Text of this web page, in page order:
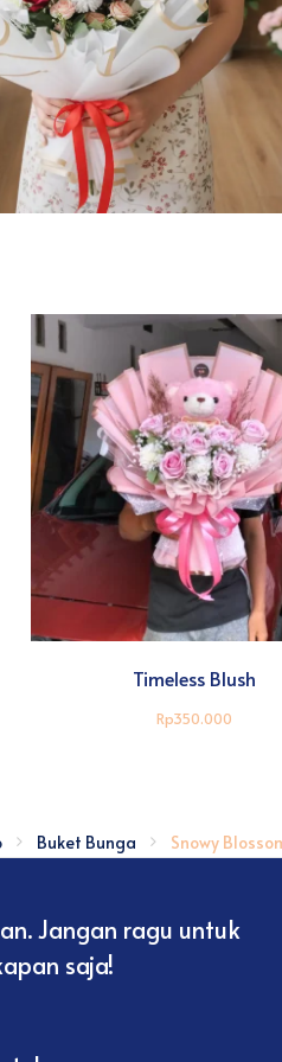
Timeless Blush
Rp350.000
Buket Bunga Snowy
Jangan ragu untuk
saja!